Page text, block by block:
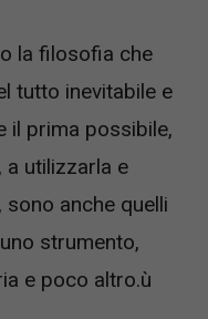
la filosofia che
tutto inevitabile e
il prima possibile,
utilizzarla e
anche quelli
strumento,
e poco altro.ù